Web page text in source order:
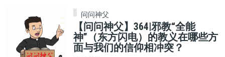
问问神父
【问问神父】364|邪教“全能
神”（东方闪电）的教义在哪些方
面与我们的信仰相冲突？